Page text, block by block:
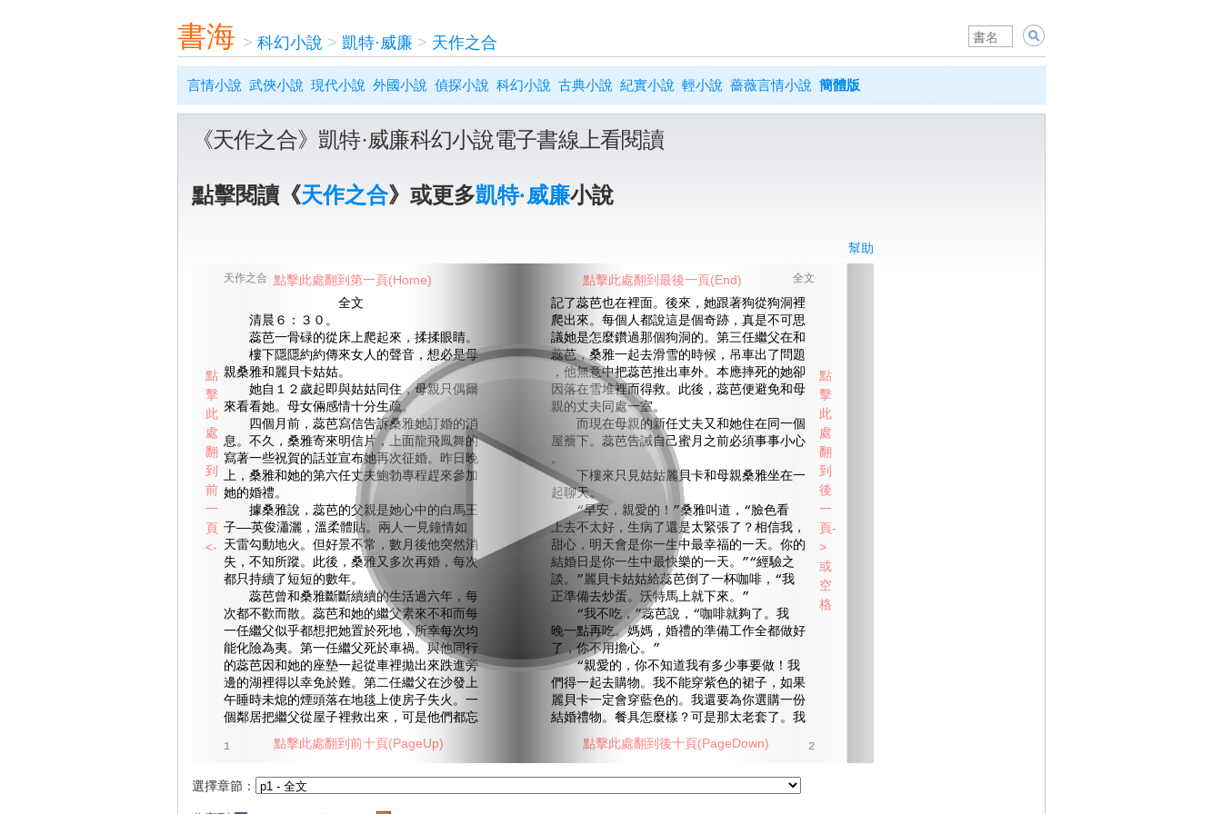
書海 > 科幻小說 > 凱特·威廉> 天作之合
言情小說 武俠小說 現代小說 外國小說 偵探小說 科幻小說 古典小說 紀實小說 輕小說 薔薇言情小說 簡體版
《天作之合》凱特·威廉科幻小說電子書線上看閱讀
點擊閱讀《天作之合》或更多凱特·威廉小說
幫助
天作之合 全文
全文
清晨６：３０。
蕊芭一骨碌的從床上爬起來，揉揉眼睛。
樓下隱隱約約傳來女人的聲音，想必是母
親桑雅和麗貝卡姑姑。
她自１２歲起即與姑姑同住，母親只偶爾
來看看她。母女倆感情十分生疏。
四個月前，蕊芭寫信告訴桑雅她訂婚的消
息。不久，桑雅寄來明信片，上面龍飛鳳舞的
寫著一些祝賀的話並宣布她再次征婚。昨日晚
上，桑雅和她的第六任丈夫鮑勃專程趕來參加
她的婚禮。
據桑雅說，蕊芭的父親是她心中的白馬王
子——英俊瀟灑，溫柔體貼。兩人一見鐘情如
天雷勾動地火。但好景不常，數月後他突然消
失，不知所蹤。此後，桑雅又多次再婚，每次
都只持續了短短的數年。
蕊芭曾和桑雅斷斷續續的生活過六年，每
次都不歡而散。蕊芭和她的繼父素來不和而每
一任繼父似乎都想把她置於死地，所幸每次均
能化險為夷。第一任繼父死於車禍。與他同行
的蕊芭因和她的座墊一起從車裡拋出來跌進旁
邊的湖裡得以幸免於難。第二任繼父在沙發上
午睡時未熄的煙頭落在地毯上使房子失火。一
個鄰居把繼父從屋子裡救出來，可是他們都忘
記了蕊芭也在裡面。後來，她跟著狗從狗洞裡
爬出來。每個人都說這是個奇跡，真是不可思
議她是怎麼鑽過那個狗洞的。第三任繼父在和
蕊芭，桑雅一起去滑雪的時候，吊車出了問題
，他無意中把蕊芭推出車外。本應摔死的她卻
因落在雪堆裡而得救。此後，蕊芭便避免和母
親的丈夫同處一室。
而現在母親的新任丈夫又和她住在同一個
屋簷下。蕊芭告誡自己蜜月之前必須事事小心
。
下樓來只見姑姑麗貝卡和母親桑雅坐在一
起聊天。
“早安，親愛的！”桑雅叫道，“臉色看
上去不太好，生病了還是太緊張了？相信我，
甜心，明天會是你一生中最幸福的一天。你的
結婚日是你一生中最快樂的一天。”“經驗之
談。”麗貝卡姑姑給蕊芭倒了一杯咖啡，“我
正準備去炒蛋。沃特馬上就下來。”
“我不吃，”蕊芭說，“咖啡就夠了。我
晚一點再吃。媽媽，婚禮的準備工作全都做好
了，你不用擔心。”
“親愛的，你不知道我有多少事要做！我
們得一起去購物。我不能穿紫色的裙子，如果
麗貝卡一定會穿藍色的。我還要為你選購一份
結婚禮物。餐具怎麼樣？可是那太老套了。我
1 2
選擇章節：
點擊此處翻到第一頁(Home) 點擊此處翻到最後一頁(End)
點擊此處翻到前十頁(PageUp) 點擊此處翻到後十頁(PageDown)
點
擊
此
處
翻
到
前
一
頁
<-
點
擊
此
處
翻
到
後
一
頁-
>
或
空
格